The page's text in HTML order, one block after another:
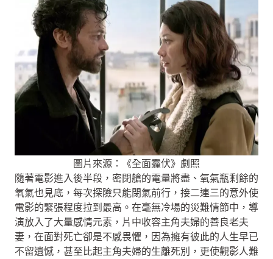
圖片來源：《全面霾伏》劇照
隨著電影進入後半段，密閉艙的電量將盡、氧氣瓶剩餘的
氧氣也見底，每次探險只能閉氣前行，接二連三的意外使
電影的緊張程度拉到最高。在毫無冷場的災難情節中，導
演放入了大量感情元素，片中收容主角夫婦的善良老夫
妻，在面對死亡卻是不感畏懼，因為擁有彼此的人生早已
不留遺憾，甚至比起主角夫婦的生離死別，更使觀影人難